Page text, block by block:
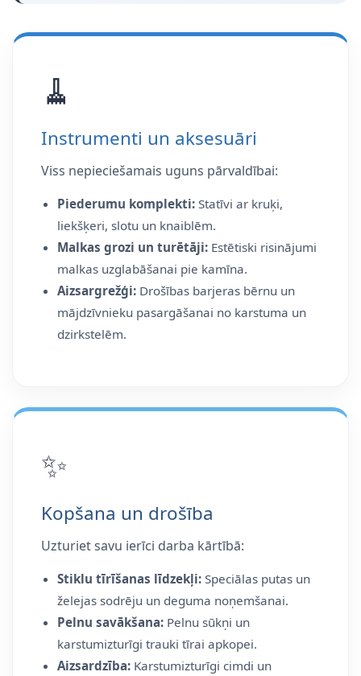
🧹
Instrumenti un aksesuāri
Viss nepieciešamais uguns pārvaldībai:
Piederumu komplekti: Statīvi ar kruķi,
liekšķeri, slotu un knaiblēm.
Malkas grozi un turētāji: Estētiski risinājumi
malkas uzglabāšanai pie kamīna.
Aizsargrežģi: Drošības barjeras bērnu un
mājdzīvnieku pasargāšanai no karstuma un
dzirkstelēm.
✨
Kopšana un drošība
Uzturiet savu ierīci darba kārtībā:
Stiklu tīrīšanas līdzekļi: Speciālas putas un
želejas sodrēju un deguma noņemšanai.
Pelnu savākšana: Pelnu sūkņi un
karstumizturīgi trauki tīrai apkopei.
Aizsardzība: Karstumizturīgi cimdi un